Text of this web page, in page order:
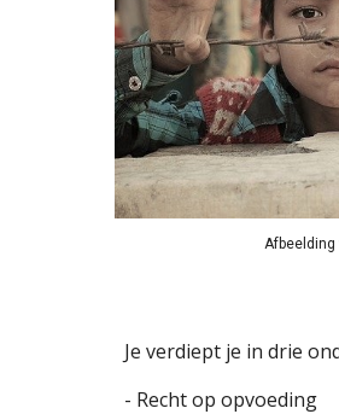
Je verdiept je in drie
- Recht op opvoeding